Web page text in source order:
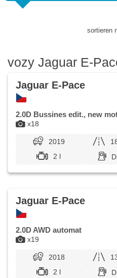
sortieren
vozy Jaguar E-
x18
Jaguar E-Pace
2.0D Bussines edit., new
2019
2 l
x19
Jaguar E-Pace
2.0D AWD automat
2018
2 l